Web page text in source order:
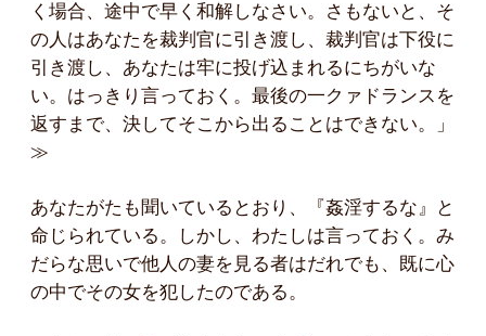
く場合、途中で早く和解しなさい。さもないと、そ
の人はあなたを裁判官に引き渡し、裁判官は下役に
引き渡し、あなたは牢に投げ込まれるにちがいな
い。はっきり言っておく。最後の一クァドランスを
返すまで、決してそこから出ることはできない。」
≫
あなたがたも聞いているとおり、『姦淫するな』と
命じられている。しかし、わたしは言っておく。み
だらな思いで他人の妻を見る者はだれでも、既に心
の中でその女を犯したのである。